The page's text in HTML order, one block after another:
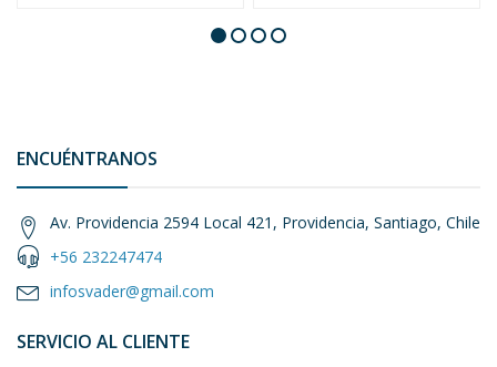
ENCUÉNTRANOS
Av. Providencia 2594 Local 421, Providencia, Santiago, Chile
+56 232247474
infosvader@gmail.com
SERVICIO AL CLIENTE